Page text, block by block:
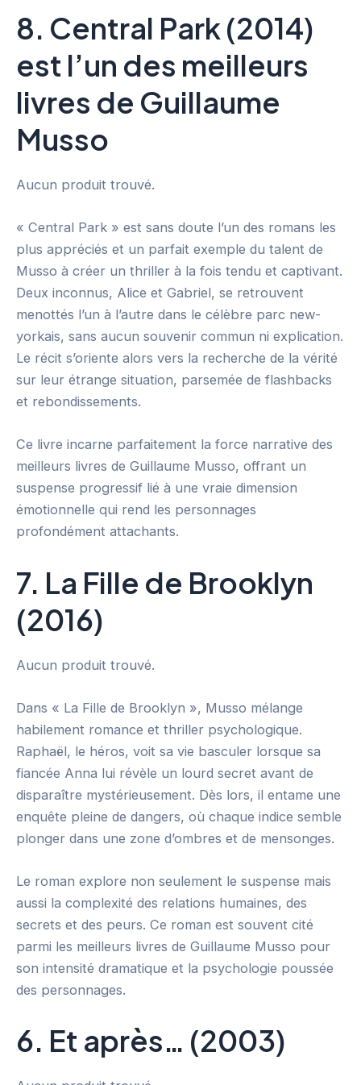
8. Central Park (2014)
est l’un des meilleurs
livres de Guillaume
Musso
Aucun produit trouvé.
« Central Park » est sans doute l’un des romans les
plus appréciés et un parfait exemple du talent de
Musso à créer un thriller à la fois tendu et captivant.
Deux inconnus, Alice et Gabriel, se retrouvent
menottés l’un à l’autre dans le célèbre parc new-
yorkais, sans aucun souvenir commun ni explication.
Le récit s’oriente alors vers la recherche de la vérité
sur leur étrange situation, parsemée de flashbacks
et rebondissements.
Ce livre incarne parfaitement la force narrative des
meilleurs livres de Guillaume Musso, offrant un
suspense progressif lié à une vraie dimension
émotionnelle qui rend les personnages
profondément attachants.
7. La Fille de Brooklyn
(2016)
Aucun produit trouvé.
Dans « La Fille de Brooklyn », Musso mélange
habilement romance et thriller psychologique.
Raphaël, le héros, voit sa vie basculer lorsque sa
fiancée Anna lui révèle un lourd secret avant de
disparaître mystérieusement. Dès lors, il entame une
enquête pleine de dangers, où chaque indice semble
plonger dans une zone d’ombres et de mensonges.
Le roman explore non seulement le suspense mais
aussi la complexité des relations humaines, des
secrets et des peurs. Ce roman est souvent cité
parmi les meilleurs livres de Guillaume Musso pour
son intensité dramatique et la psychologie poussée
des personnages.
6. Et après… (2003)